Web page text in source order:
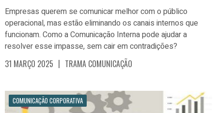
Empresas querem se comunicar melhor com o público
operacional, mas estão eliminando os canais internos que
funcionam. Como a Comunicação Interna pode ajudar a
resolver esse impasse, sem cair em contradições?
31 MARÇO 2025 | TRAMA COMUNICAÇÃO
COMUNICAÇÃO CORPORATIVA